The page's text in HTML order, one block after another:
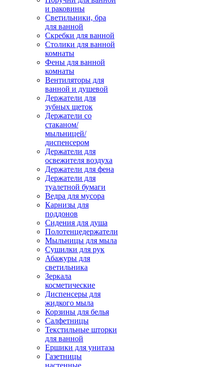
и раковины
Светильники, бра
для ванной
Скребки для ванной
Столики для ванной
комнаты
Фены для ванной
комнаты
Вентиляторы для
ванной и душевой
Держатели для
зубных щеток
Держатели со
стаканом/
мыльницей/
диспенсером
Держатели для
освежителя воздуха
Держатели для фена
Держатели для
туалетной бумаги
Ведра для мусора
Карнизы для
поддонов
Сидения для душа
Полотенцедержатели
Мыльницы для мыла
Сушилки для рук
Абажуры для
светильника
Зеркала
косметические
Диспенсеры для
жидкого мыла
Корзины для белья
Салфетницы
Текстильные шторки
для ванной
Ершики для унитаза
Газетницы
настенные